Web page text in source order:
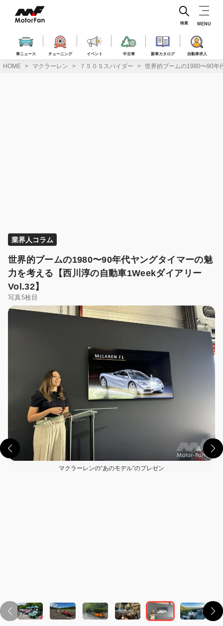
ス
車ニュース チューニング イベント 中古車 新車カタログ 自動車求人
検索 MENU
HOME マクラーレン ７５０Ｓスパイダー 世界的ブームの1980〜90年
業界人コラム
世界的ブームの1980〜90年代ヤングタイマーの魅
力を考える【西川淳の自動車1Weekダイアリー
Vol.32】
写真5枚目
マクラーレンの“あのモデル”のプレゼン